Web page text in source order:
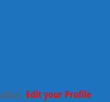
Edit your Profile